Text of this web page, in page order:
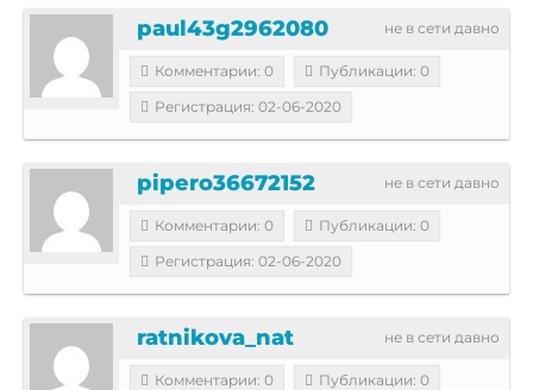
не в сети давно
paul43g2962080
Комментарии: 0
Публикации: 0
Регистрация: 02-06-2020
не в сети давно
pipero36672152
Комментарии: 0
Публикации: 0
Регистрация: 02-06-2020
не в сети давно
ratnikova_nat
Комментарии: 0
Публикации: 0